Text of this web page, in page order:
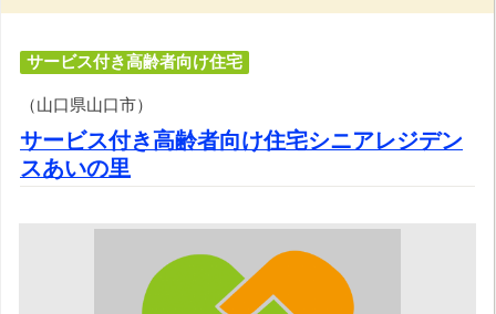
サービス付き高齢者向け住宅
（山口県山口市）
サービス付き高齢者向け住宅シニアレジデン
スあいの里